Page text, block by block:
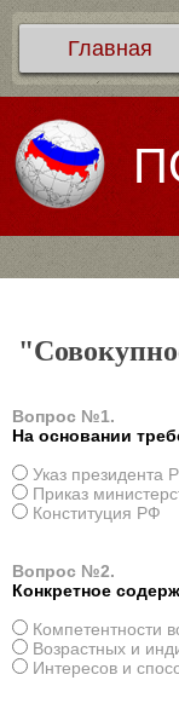
Главная
Вопрос №1.
На основании
Указ президента
Приказ
Конституция РФ
Вопрос №2.
Конкретное
Компетентности
Возрастных и
Интересов и